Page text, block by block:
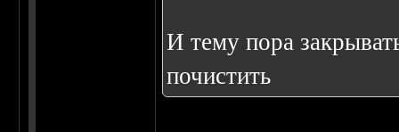
И тему пора
почистить